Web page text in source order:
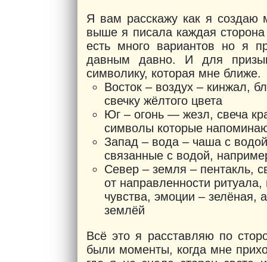
Я вам расскажу как я создаю
выше я писала каждая сторона
есть много вариантов но я
давным давно. И для
символику, которая мне ближе.
Восток – воздух – кинжал,
свечку жёлтого цвета
Юг – огонь — жезл, свеча
символы которые
Запад – вода – чаша с
связанные с водой,
Север – земля – пентакль,
от направленности
чувства, эмоции – зелёная,
землёй
Всё это я расставляю по
были моменты, когда мне